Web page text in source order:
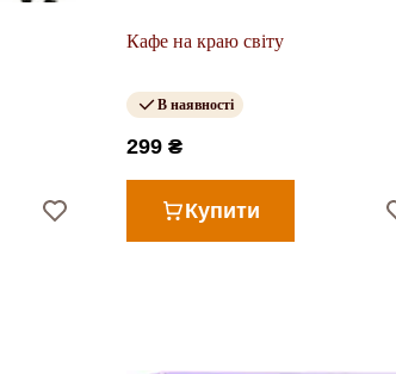
Кафе на краю світу
В наявності
299 ₴
Купити